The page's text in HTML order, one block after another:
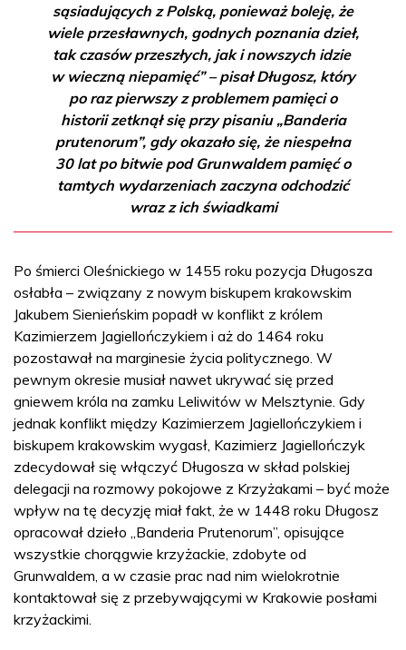
sąsiadujących z Polską, ponieważ boleję, że
wiele przesławnych, godnych poznania dzieł,
tak czasów przeszłych, jak i nowszych idzie
w wieczną niepamięć” – pisał Długosz, który
po raz pierwszy z problemem pamięci o
historii zetknął się przy pisaniu „Banderia
prutenorum”, gdy okazało się, że niespełna
30 lat po bitwie pod Grunwaldem pamięć o
tamtych wydarzeniach zaczyna odchodzić
wraz z ich świadkami
Po śmierci Oleśnickiego w 1455 roku pozycja Długosza
osłabła – związany z nowym biskupem krakowskim
Jakubem Sienieńskim popadł w konflikt z królem
Kazimierzem Jagiellończykiem i aż do 1464 roku
pozostawał na marginesie życia politycznego. W
pewnym okresie musiał nawet ukrywać się przed
gniewem króla na zamku Leliwitów w Melsztynie. Gdy
jednak konflikt między Kazimierzem Jagiellończykiem i
biskupem krakowskim wygasł, Kazimierz Jagiellończyk
zdecydował się włączyć Długosza w skład polskiej
delegacji na rozmowy pokojowe z Krzyżakami – być może
wpływ na tę decyzję miał fakt, że w 1448 roku Długosz
opracował dzieło „Banderia Prutenorum”, opisujące
wszystkie chorągwie krzyżackie, zdobyte od
Grunwaldem, a w czasie prac nad nim wielokrotnie
kontaktował się z przebywającymi w Krakowie posłami
krzyżackimi.